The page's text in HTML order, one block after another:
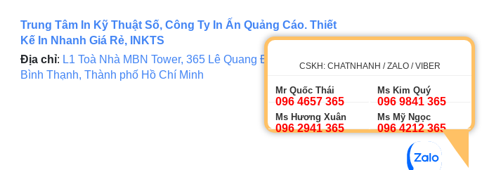
Trung Tâm In Kỹ Thuật Số, Công Ty In Ấn Quảng Cáo. Thiết
Kế In Nhanh Giá Rẻ, INKTS
Địa chỉ: L1 Toà Nhà MBN Tower, 365 Lê Quang Định, Phường 5,
Bình Thạnh, Thành phố Hồ Chí Minh
CSKH: CHATNHANH / ZALO / VIBER
Mr Quốc Thái
096 4657 365
Ms Kim Quý
096 9841 365
Ms Hương Xuân
096 2941 365
Ms Mỹ Ngọc
096 4212 365